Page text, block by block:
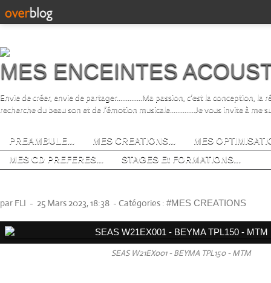
MES ENCEINTES
Envie de créer, envie de partager..............Ma passion, c’est la conception,
recherche du beau son et de l’émotion musicale..............Je vous invite à me
PREAMBULE... MES CREATIONS...
MES
MES CD PREFERES...
STAGES Et FORMATIONS...
par FLI - 25 Mars 2023, 18:38 - Catégories : #MES CREATIONS
SEAS W21EX001 - BEYMA TPL150 - MTM